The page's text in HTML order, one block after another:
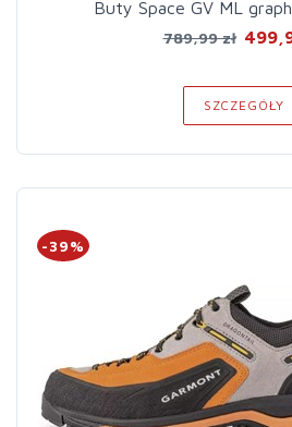
Buty Space GV ML
789,99 zł
SZCZEGÓŁY
-39%